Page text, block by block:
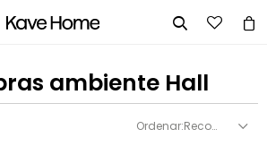

ambiente Hall
Recomendados